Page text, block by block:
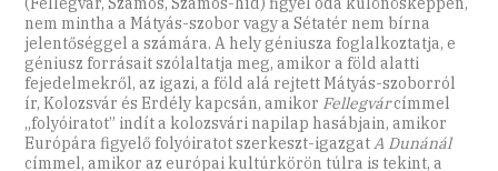
nem mintha a Mátyás-szobor vagy a Sétatér nem bírna
jelentőséggel a számára. A hely géniusza foglalkoztatja, e
géniusz forrásait szólaltatja meg, amikor a föld alatti
fejedelmekről, az igazi, a föld alá rejtett Mátyás-szoborról
ír, Kolozsvár és Erdély kapcsán, amikor Fellegvárcímmel
„folyóiratot” indít a kolozsvári napilap hasábjain, amikor
Európára figyelő folyóiratot szerkeszt-igazgatA Dunánál
címmel, amikor az európai kultúrkörön túlra is tekint, a